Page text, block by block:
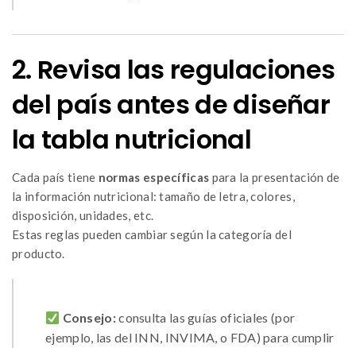
2. Revisa las regulaciones
del país antes de diseñar
la tabla nutricional
Cada país tiene normas específicas para la presentación de
la información nutricional: tamaño de letra, colores,
disposición, unidades, etc.
Estas reglas pueden cambiar según la categoría del
producto.
Consejo:consulta las guías oficiales (por
ejemplo, las del INN, INVIMA, o FDA) para cumplir